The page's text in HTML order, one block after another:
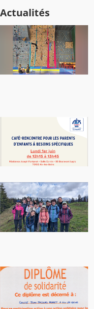
Actualités